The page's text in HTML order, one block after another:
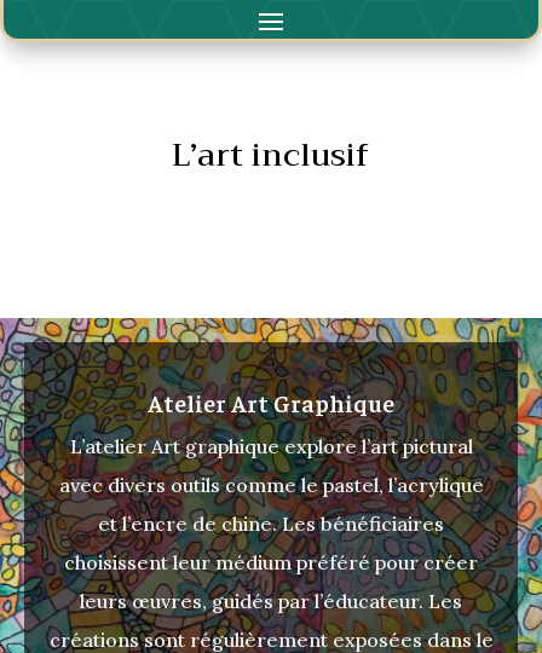
L’art inclusif
Atelier Art Graphique
L’atelier Art graphique explore l’art pictural
avec divers outils comme le pastel, l’acrylique
et l’encre de chine. Les bénéficiaires
choisissent leur médium préféré pour créer
leurs œuvres, guidés par l’éducateur. Les
créations sont régulièrement exposées dans le